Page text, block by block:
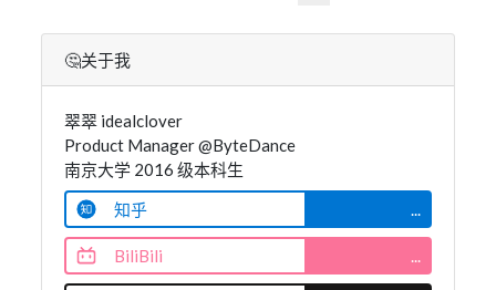
🤔关于我
翠翠 idealclover
Product Manager @ByteDance
南京大学 2016 级本科生
知乎
...
BiliBili ...